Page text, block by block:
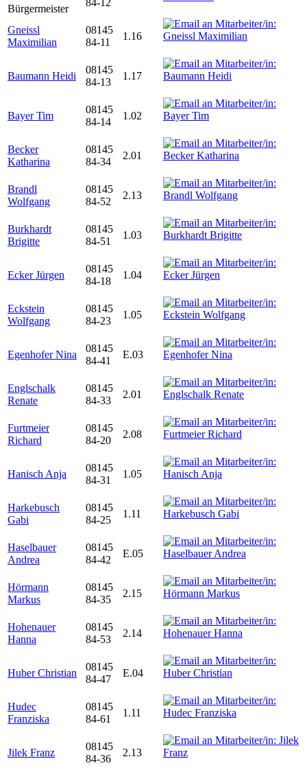
Bürgermeister
84-12
Gneissl
Maximilian
08145
84-11
1.16
Baumann Heidi
08145
84-13
1.17
Bayer Tim
08145
84-14
1.02
Becker
Katharina
08145
84-34
2.01
Brandl
Wolfgang
08145
84-52
2.13
Burkhardt
Brigitte
08145
84-51
1.03
Ecker Jürgen
08145
84-18
1.04
Eckstein
Wolfgang
08145
84-23
1.05
Egenhofer Nina
08145
84-41
E.03
Englschalk
Renate
08145
84-33
2.01
Furtmeier
Richard
08145
84-20
2.08
Hanisch Anja
08145
84-31
1.05
Harkebusch
Gabi
08145
84-25
1.11
Haselbauer
Andrea
08145
84-42
E.05
Hörmann
Markus
08145
84-35
2.15
Hohenauer
Hanna
08145
84-53
2.14
Huber Christian
08145
84-47
E.04
Hudec
Franziska
08145
84-61
1.11
Jilek Franz
08145
84-36
2.13